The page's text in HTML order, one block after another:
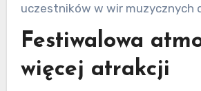
uczestników w wir muzycznych
Festiwalowa
więcej atrakcji